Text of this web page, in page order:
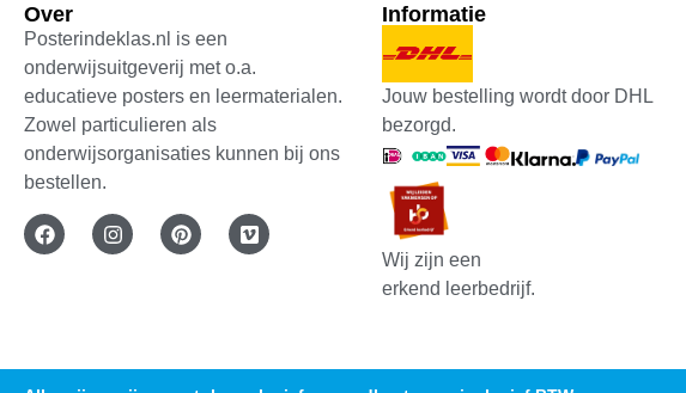
Over
Posterindeklas.nl is een
onderwijsuitgeverij met o.a.
educatieve posters en leermaterialen.
Zowel particulieren als
onderwijsorganisaties kunnen bij ons
bestellen.
Informatie
Jouw bestelling wordt door DHL
bezorgd.
Wij zijn een
erkend leerbedrijf.